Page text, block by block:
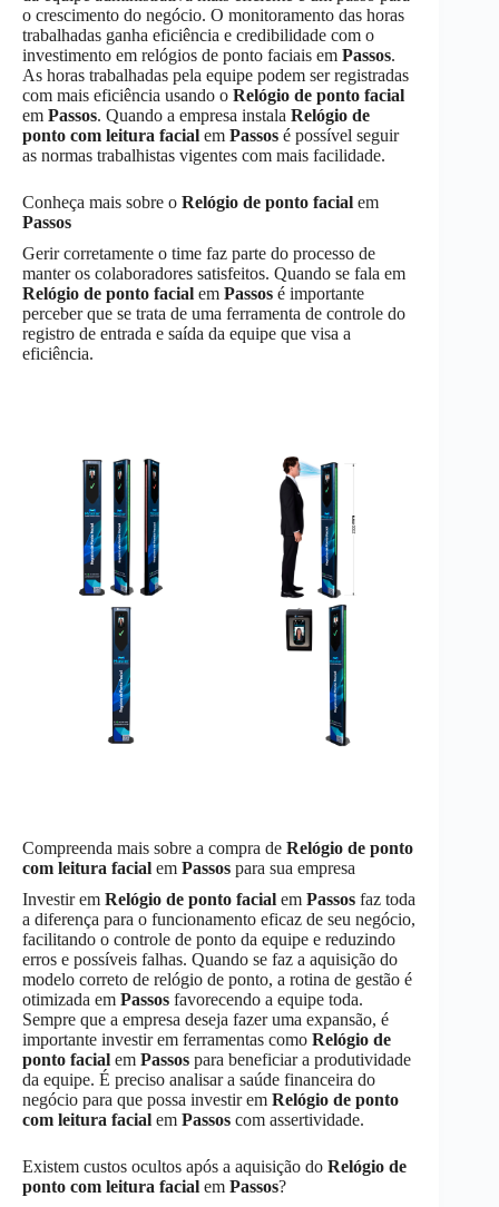
o crescimento do negócio. O monitoramento das horas
trabalhadas ganha eficiência e credibilidade com o
investimento em relógios de ponto faciais em Passos.
As horas trabalhadas pela equipe podem ser registradas
com mais eficiência usando o Relógio de ponto facial
em Passos. Quando a empresa instala Relógio de
ponto com leitura facial em Passos é possível seguir
as normas trabalhistas vigentes com mais facilidade.
Conheça mais sobre o Relógio de ponto facial em
Passos
Gerir corretamente o time faz parte do processo de
manter os colaboradores satisfeitos. Quando se fala em
Relógio de ponto facial em Passos é importante
perceber que se trata de uma ferramenta de controle do
registro de entrada e saída da equipe que visa a
eficiência.
Compreenda mais sobre a compra de Relógio de ponto
com leitura facial em Passos para sua empresa
Investir em Relógio de ponto facial em Passos faz toda
a diferença para o funcionamento eficaz de seu negócio,
facilitando o controle de ponto da equipe e reduzindo
erros e possíveis falhas. Quando se faz a aquisição do
modelo correto de relógio de ponto, a rotina de gestão é
otimizada em Passos favorecendo a equipe toda.
Sempre que a empresa deseja fazer uma expansão, é
importante investir em ferramentas como Relógio de
ponto facial em Passos para beneficiar a produtividade
da equipe. É preciso analisar a saúde financeira do
negócio para que possa investir em Relógio de ponto
com leitura facial em Passos com assertividade.
Existem custos ocultos após a aquisição do Relógio de
ponto com leitura facial em Passos?